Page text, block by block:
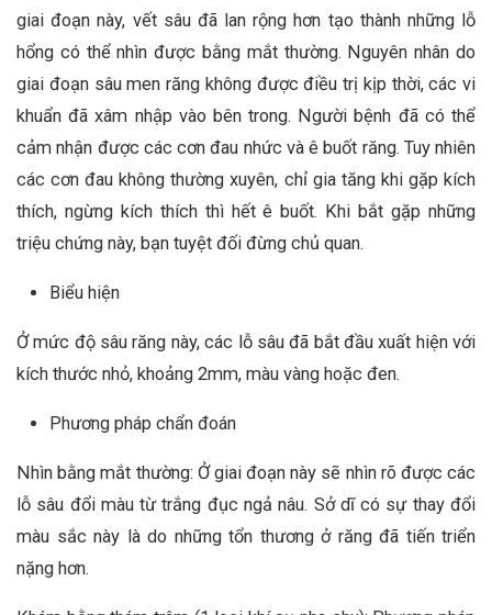
giai đoạn này, vết sâu đã lan rộng hơn tạo thành những lỗ
hổng có thể nhìn được bằng mắt thường. Nguyên nhân do
giai đoạn sâu men răng không được điều trị kịp thời, các vi
khuẩn đã xâm nhập vào bên trong. Người bệnh đã có thể
cảm nhận được các cơn đau nhức và ê buốt răng. Tuy nhiên
các cơn đau không thường xuyên, chỉ gia tăng khi gặp kích
thích, ngừng kích thích thì hết ê buốt. Khi bắt gặp những
triệu chứng này, bạn tuyệt đối đừng chủ quan.
Biểu hiện
Ở mức độ sâu răng này, các lỗ sâu đã bắt đầu xuất hiện với
kích thước nhỏ, khoảng 2mm, màu vàng hoặc đen.
Phương pháp chẩn đoán
Nhìn bằng mắt thường: Ở giai đoạn này sẽ nhìn rõ được các
lỗ sâu đổi màu từ trắng đục ngả nâu. Sở dĩ có sự thay đổi
màu sắc này là do những tổn thương ở răng đã tiến triển
nặng hơn.